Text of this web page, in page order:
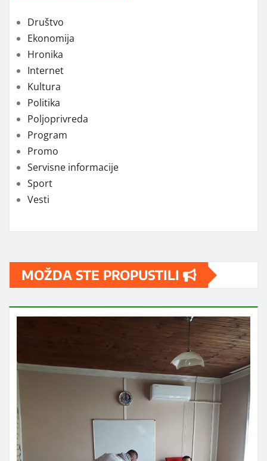
Društvo
Ekonomija
Hronika
Internet
Kultura
Politika
Poljoprivreda
Program
Promo
Servisne informacije
Sport
Vesti
MOŽDA STE PROPUSTILI